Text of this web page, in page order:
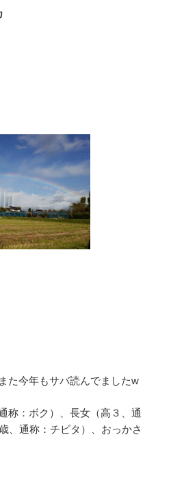
た今年もサバ読んでましたw
称：ボク）、長女（高３、通
、通称：チビタ）、おっかさ